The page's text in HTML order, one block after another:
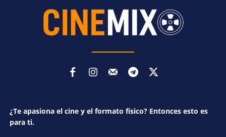
¿Te apasiona el cine y el formato físico? Entonces esto es
para ti.